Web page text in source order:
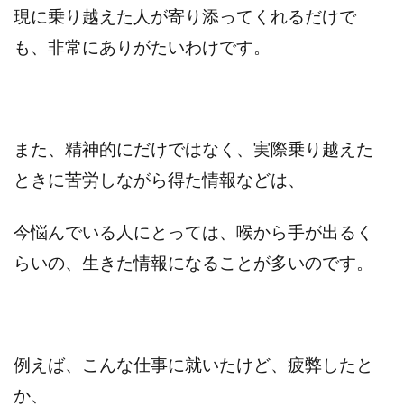
現に乗り越えた人が寄り添ってくれるだけで
も、非常にありがたいわけです。
また、精神的にだけではなく、実際乗り越えた
ときに苦労しながら得た情報などは、
今悩んでいる人にとっては、喉から手が出るく
らいの、生きた情報になることが多いのです。
例えば、こんな仕事に就いたけど、疲弊したと
か、